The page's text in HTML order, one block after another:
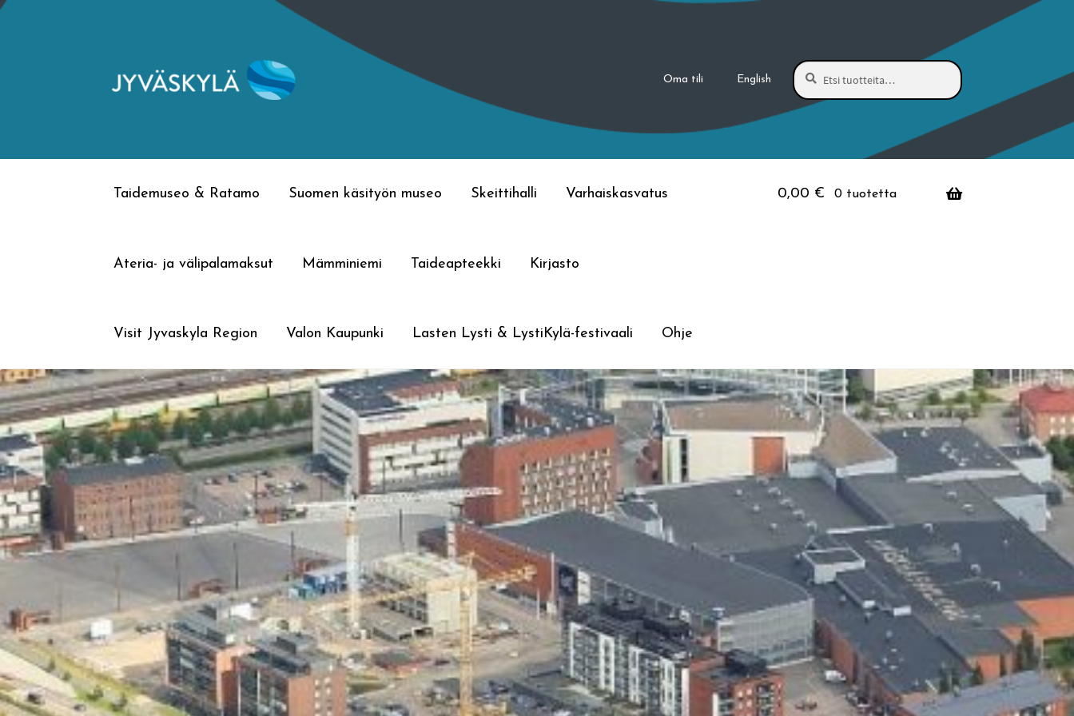
Siirry
Siirry
Oma tili English
Etsi:
Haku
Taidemuseo & Ratamo Suomen käsityön museo Skeittihalli Varhaiskasvatus
Ateria- ja välipalamaksut Mämminiemi Taideapteekki Kirjasto
Visit Jyvaskyla Region Valon Kaupunki Lasten Lysti & LystiKylä-festivaali Ohje
0,00 € 0 tuotetta